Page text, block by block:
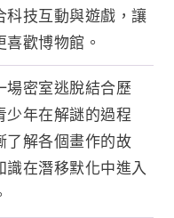
科技互動與遊戲，讓
喜歡博物館。
場密室逃脫結合歷
少年在解謎的過程
了解各個畫作的故
識在潛移默化中進入